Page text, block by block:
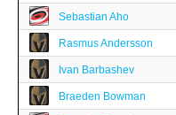
Sebastian Aho
Rasmus Andersson
Ivan Barbashev
Braeden Bowman